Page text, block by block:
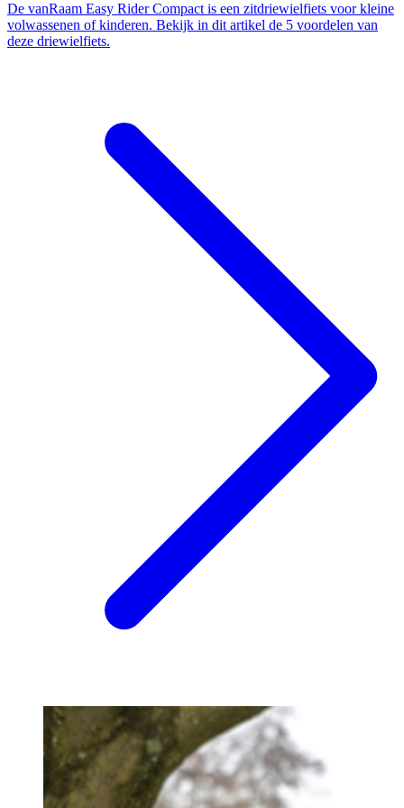
De vanRaam Easy Rider Compact is een zitdriewielfiets voor kleine
volwassenen of kinderen. Bekijk in dit artikel de 5 voordelen van
deze driewielfiets.